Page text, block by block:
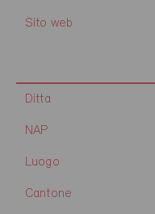
Sito web
Ditta
NAP
Luogo
Cantone